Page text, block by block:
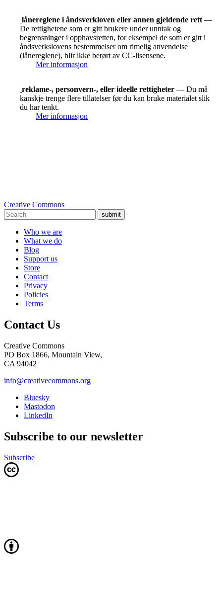
lånereglene i åndsverkloven eller annen gjeldende rett —
De rettighetene som er gitt brukere under unntak og
begrensninger i opphavsretten, for eksempel de som er gitt i
åndsverkslovens bestemmelser om rimelig anvendelse
(lånereglene), blir ikke berørt av CC-lisensene.
Mer informasjon
reklame-, personvern-, eller ideelle rettigheter — Du må
kanskje trenge flere tillatelser før du kan bruke materialet slik
du har tenkt.
Mer informasjon
Creative Commons
submit
Who we are
What we do
Blog
Support us
Store
Contact
Privacy
Policies
Terms
Contact Us
Creative Commons
PO Box 1866, Mountain View,
CA 94042
info@creativecommons.org
Bluesky
Mastodon
LinkedIn
Subscribe to our newsletter
Subscribe